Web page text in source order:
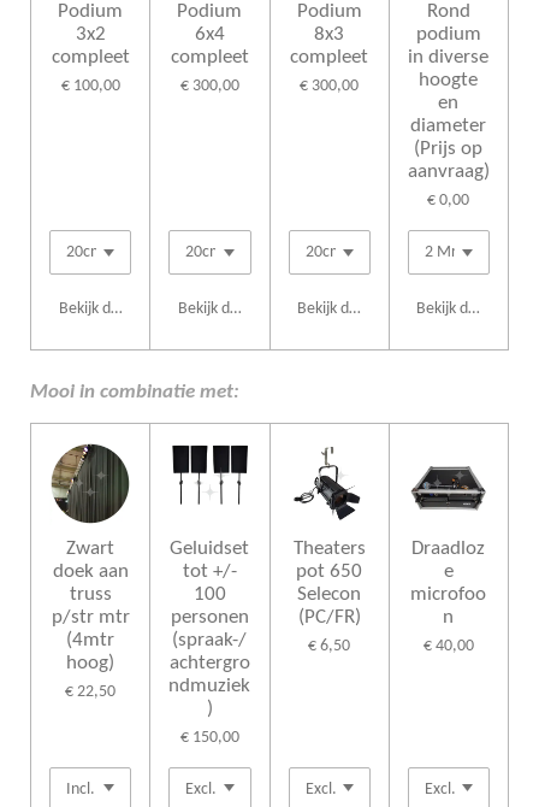
Podium
3x2
compleet
€ 100,00
Bekijk details
Podium
6x4
compleet
€ 300,00
Bekijk details
Podium
8x3
compleet
€ 300,00
Bekijk details
Rond
podium
in diverse
hoogte
en
diameter
(Prijs op
aanvraag)
€ 0,00
Bekijk details
Mooi in combinatie met:
Zwart
doek aan
truss
p/str mtr
(4mtr
hoog)
€ 22,50
Geluidset
tot +/-
100
personen
(spraak-/
achtergro
ndmuziek
)
€ 150,00
Theaters
pot 650
Selecon
(PC/FR)
€ 6,50
Draadloz
e
microfoo
n
€ 40,00